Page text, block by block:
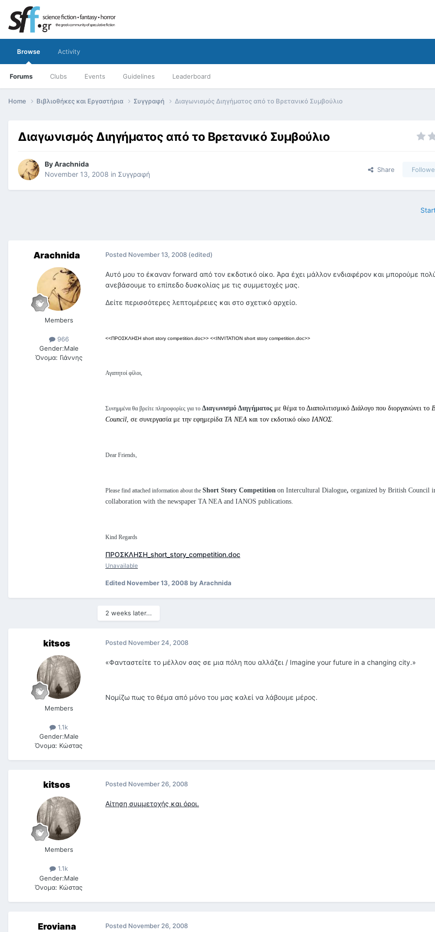
Browse
Forums Clubs Events Guidelines Leaderboard
Activity
Home Βιβλιοθήκες και Εργαστήρια Συγγραφή Διαγωνισμός Διηγήματος από το Βρετανικό Συμβούλιο
Διαγωνισμός Διηγήματος από το Βρετανικό Συμβούλιο
ByArachnida
November 13, 2008 in Συγγραφή
Share
Arachnida
Members
966
Gender:Male
Όνομα: Γιάννης
Posted November 13, 2008 (edited)
Αυτό μου το έκαναν forward από τον εκδοτικό οίκο. Άρα έχει μάλλον ενδιαφέρον και μπορούμε
ανεβάσουμε το επίπεδο δυσκολίας με τις συμμετοχές μας.
Δείτε περισσότερες λεπτομέρειες και στο σχετικό αρχείο.
<<ΠΡΟΣΚΛΗΣΗ short story competition.doc>> <<INVITATION short story competition.doc>>
Αγαπητοί φίλοι,
Συνημμένα θα βρείτε πληροφορίες για το Διαγωνισμό Διηγήματος με θέμα το Διαπολιτισμικό Διάλογο που διοργανώνει το
Council, σε συνεργασία με την εφημερίδα TA NEA και τον εκδοτικό οίκο ΙΑΝΟΣ.
Dear Friends,
Please find attached information about the Short Story Competition on Intercultural Dialogue, organized by British Council
collaboration with the newspaper TA NEA and IANOS publications.
Kind Regards
ΠΡΟΣΚΛΗΣΗ_short_story_competition.doc
Unavailable
EditedNovember 13, 2008 by Arachnida
2 weeks later...
kitsos
Members
1.1k
Gender:Male
Όνομα: Κώστας
Posted November 24, 2008
«Φανταστείτε το μέλλον σας σε μια πόλη που αλλάζει / Imagine your future in a changing city.»
Νομίζω πως το θέμα από μόνο του μας καλεί να λάβουμε μέρος.
kitsos
Members
1.1k
Gender:Male
Όνομα: Κώστας
Posted November 26, 2008
Αίτηση συμμετοχής και όροι.
Eroviana Posted November 26, 2008